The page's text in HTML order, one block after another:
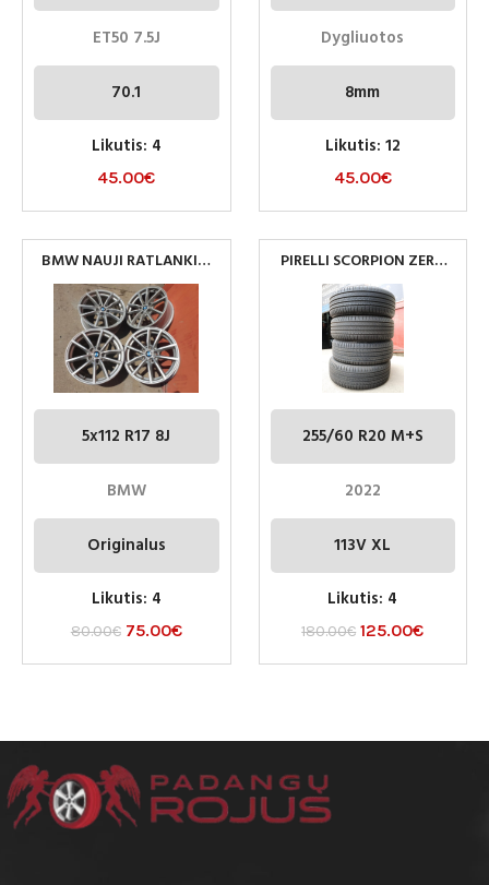
ET50 7.5J
70.1
Likutis: 4
45.00€
Dygliuotos
8mm
Likutis: 12
45.00€
BMW NAUJI RATLANKIAI
5×112 R17
5x112 R17 8J
BMW
Originalus
Likutis: 4
80.00€ 75.00€
PIRELLI SCORPION ZERO
255/60R20 113V M+S
255/60 R20 M+S
2022
113V XL
Likutis: 4
180.00€ 125.00€